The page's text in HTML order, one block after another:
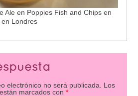
Ale en Poppies Fish and Chips en
Londres
electrónico no será publicada. Los
marcados con *